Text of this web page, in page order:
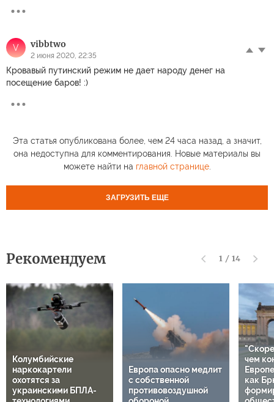
V vibbtwo
2 июня 2020, 22:35
Кровавый путинский режим не дает народу денег на
посещение баров! :)
Эта статья опубликована более, чем 24 часа назад, а значит,
она недоступна для комментирования. Новые материалы вы
можете найти на главной странице.
ЗАГРУЗИТЬ ЕЩЕ
Рекомендуем 1 / 14
Колумбийские
наркокартели
охотятся за
украинскими БПЛА-
Европа опасно медлит
с собственной
противовоздушной
чем
как